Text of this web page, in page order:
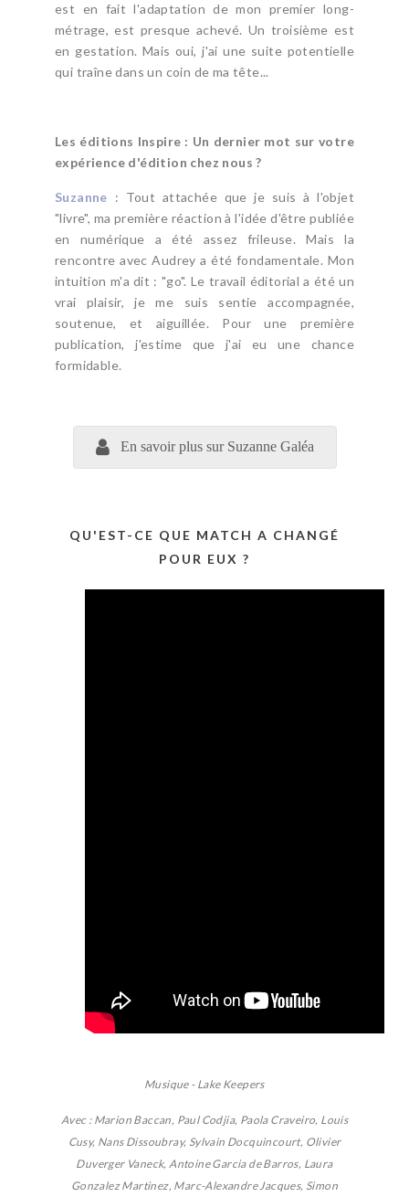
est en fait l'adaptation de mon premier long-
métrage, est presque achevé. Un troisième est
en gestation. Mais oui, j'ai une suite potentielle
qui traîne dans un coin de ma tête...
Les éditions Inspire : Un dernier mot sur votre
expérience d'édition chez nous ?
Suzanne : Tout attachée que je suis à l'objet
"livre", ma première réaction à l'idée d'être publiée
en numérique a été assez frileuse. Mais la
rencontre avec Audrey a été fondamentale. Mon
intuition m'a dit : "go". Le travail éditorial a été un
vrai plaisir, je me suis sentie accompagnée,
soutenue, et aiguillée. Pour une première
publication, j'estime que j'ai eu une chance
formidable.
En savoir plus sur Suzanne Galéa
QU'EST-CE QUE MATCH A CHANGÉ
POUR EUX ?
Musique - Lake Keepers
Avec : Marion Baccan, Paul Codjia, Paola Craveiro, Louis
Cusy, Nans Dissoubray, Sylvain Docquincourt, Olivier
Duverger Vaneck, Antoine Garcia de Barros, Laura
Gonzalez Martinez, Marc-Alexandre Jacques, Simon